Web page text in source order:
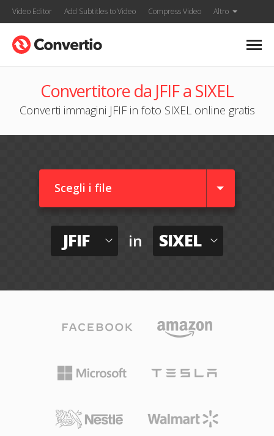
Video Editor Add Subtitles to Video Compress Video Altro
Convertitore da JFIF a SIXEL
Converti immagini JFIF in foto SIXEL online gratis
Scegli i file
JFIF in SIXEL